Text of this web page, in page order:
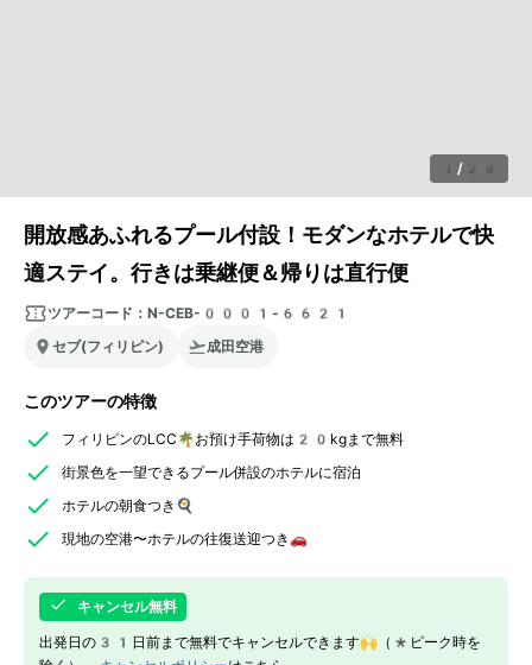
1 / 28
開放感あふれるプール付設！モダンなホテルで快
適ステイ。行きは乗継便＆帰りは直行便
ツアーコード： N-CEB-0001-6621
セブ(フィリピン)
成田空港
このツアーの特徴
フィリピンのLCC🌴お預け手荷物は20kgまで無料
街景色を一望できるプール併設のホテルに宿泊
ホテルの朝食つき🍳
現地の空港〜ホテルの往復送迎つき🚗
キャンセル無料
出発日の31日前まで無料でキャンセルできます🙌（*ピーク時を